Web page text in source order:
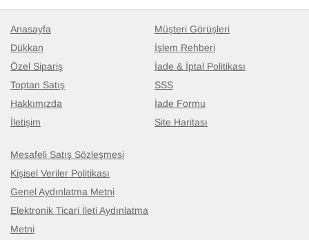
Anasayfa
Dükkan
Özel Sipariş
Toptan Satış
Hakkımızda
İletişim
Müşteri Görüşleri
İşlem Rehberi
İade & İptal Politikası
SSS
İade Formu
Site Haritası
Mesafeli Satış Sözleşmesi
Kişisel Veriler Politikası
Genel Aydınlatma Metni
Elektronik Ticari İleti Aydınlatma
Metni